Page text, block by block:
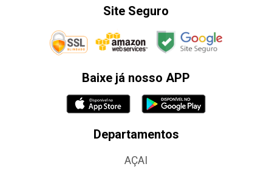
Site Seguro
Baixe já nosso APP
Departamentos
AÇAI